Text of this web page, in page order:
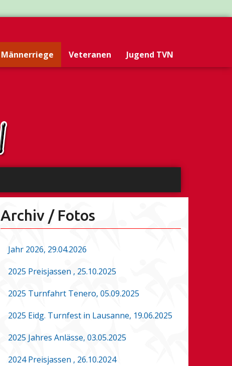
Männerriege Veteranen
Jugend TVN
Archiv / Fotos
Jahr 2026, 29.04.2026
2025 Preisjassen , 25.10.2025
2025 Turnfahrt Tenero, 05.09.2025
2025 Eidg. Turnfest in Lausanne, 19.06.2025
2025 Jahres Anlässe, 03.05.2025
2024 Preisjassen , 26.10.2024